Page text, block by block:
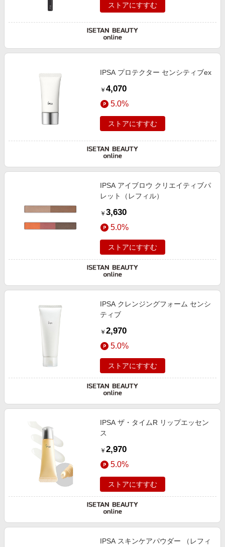
ストアにすすむ
IPSA プロテクター センシティブex
￥ 4,070
5.0%
ストアにすすむ
IPSA アイブロウ クリエイティブパ
レット（レフィル）
￥ 3,630
5.0%
ストアにすすむ
IPSA クレンジングフォーム センシ
ティブ
￥ 2,970
5.0%
ストアにすすむ
IPSA ザ・タイムR リップエッセン
ス
￥ 2,970
5.0%
ストアにすすむ
IPSA スキンケアパウダー （レフィ